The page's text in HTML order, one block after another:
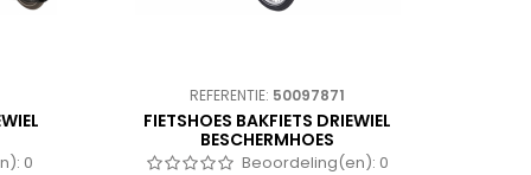
0
REFERENTIE: 50097871
FIETSHOES BAKFIETS DRIEWIEL
BESCHERMHOES
Beoordeling(en): 0